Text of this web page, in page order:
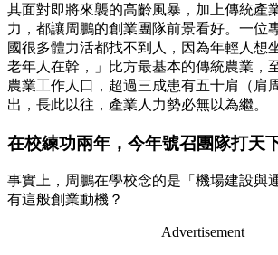
其面對即將來襲的高齡風暴，加上傳統產
力，都讓周鵬的創業團隊前景看好。一位
國很多體力活都找不到人，因為年輕人想
老年人在幹，」比方最基本的傳統農業，
農業工作人口，超過三成患有五十肩（肩
出，長此以往，產業人力勢必無以為繼。
在校練功兩年，今年號召團隊打天
事實上，周鵬在學校念的是「機場建設與
有這般創業動機？
Advertisement